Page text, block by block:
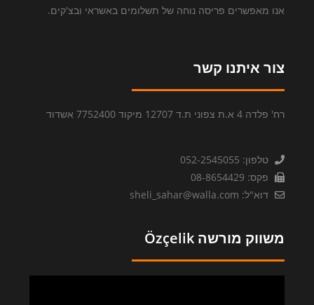
אנו מאפשרים פריסה נוחה של תשלומים באשראי ובצ'קים.
צור איתנו קשר
רח' פלדה 4 א.ת צפוני ת.ד 12707 מיקוד 7752400 אשדוד
טלפון: 052-2545055
פקס: 08-8654429
דוא"ל: sheli_sahar@walla.com
משווק מורשה Özçelik